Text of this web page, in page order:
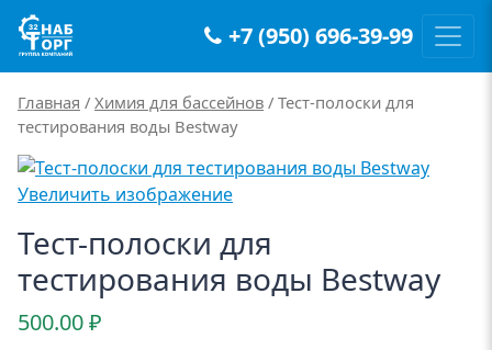
Main Navigation +7 (950) 696-39-99
Главная / Химия для бассейнов / Тест-полоски для
тестирования воды Bestway
Увеличить изображение
Тест-полоски для
тестирования воды Bestway
500.00₽